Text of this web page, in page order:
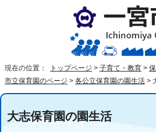
現在の位置： トップページ > 子育て・教育 >
市立保育園のページ > 各公立保育園の園生活 >
大志保育園の園生活